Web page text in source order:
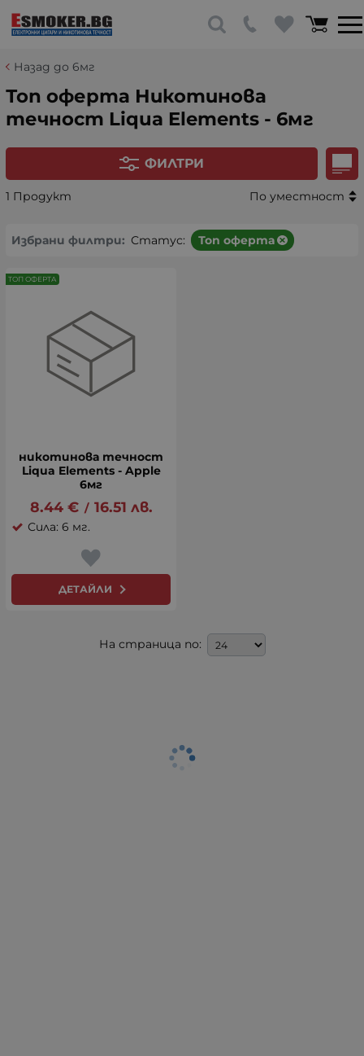
Назад до 6мг
Топ оферта Никотинова
течност Liqua Elements - 6мг
ФИЛТРИ
1 Продукт По уместност
Избрани филтри: Статус: Топ оферта
никотинова течност
Liqua Elements - Apple
6мг
8.44 € / 16.51 лв.
Сила: 6 мг.
ДЕТАЙЛИ
ТОП ОФЕРТА
На страница по: